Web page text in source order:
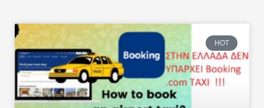
HOT